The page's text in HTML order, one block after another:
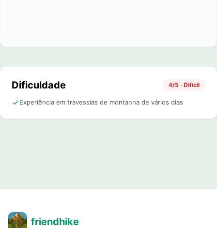
Dificuldade 4/5 · Difícil
Experiência em travessias de montanha de vários dias
friendhike